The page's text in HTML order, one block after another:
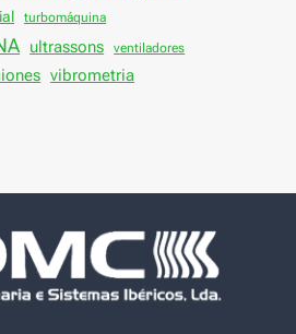
turbomáquina
ultrassons ventiladores
vibrometria